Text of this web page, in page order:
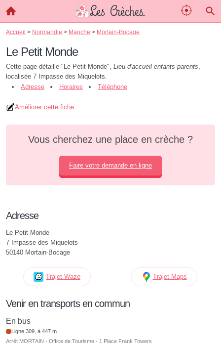
Accueil > Normandie > Manche > Mortain-Bocage
Le Petit Monde
Cette page détaille "Le Petit Monde", Lieu d'accueil enfants-parents,
localisée 7 Impasse des Miquelots.
Adresse
Horaires Téléphone
Améliorer cette fiche
Vous cherchez une place en crèche ?
Faire votre demande en ligne
Adresse
Le Petit Monde
7 Impasse des Miquelots
50140 Mortain-Bocage
Trajet Waze Trajet Maps
Venir en transports en commun
En bus
Ligne 309, à 447 m
Arrêt MORTAIN - Office de Tourisme - 1 Place Frank Towers